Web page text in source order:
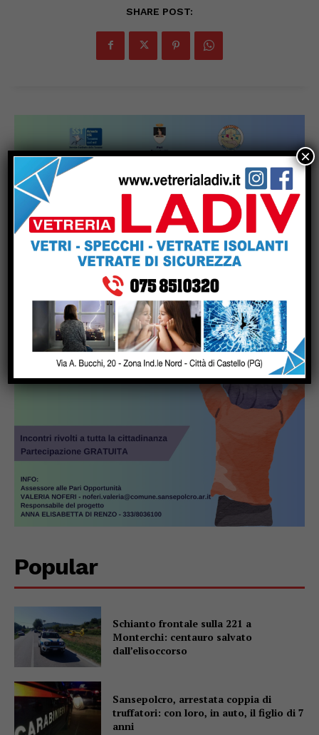
SHARE POST:
Popular
Schianto frontale sulla 221 a
Monterchi: centauro salvato
dall’elisoccorso
Sansepolcro, arrestata coppia di
truffatori: con loro, in auto, il figlio di 7
anni
×